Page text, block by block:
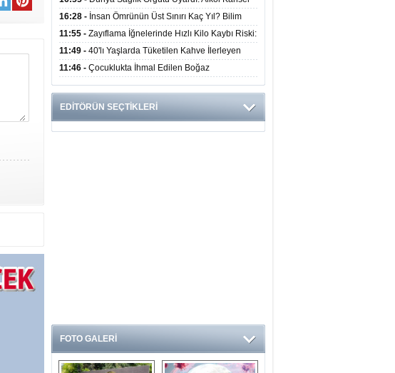
Ediyor
Riskini Doğrudan Artırıyor
16:28 - İnsan Ömrünün Üst Sınırı Kaç Yıl? Bilim
İnsanlarından Yeni Yaşam Süresi Modeli
11:55 - Zayıflama İğnelerinde Hızlı Kilo Kaybı Riski:
Uzmanlar Hekim Kontrolü Şart Diyor
11:49 - 40'lı Yaşlarda Tüketilen Kahve İlerleyen
Yıllarda Zihinsel ve Fiziksel Sağlığı Koruyor
11:46 - Çocuklukta İhmal Edilen Boğaz
Enfeksiyonu İleride Kalp Kapağını Bozabiliyor
EDİTÖRÜN SEÇTİKLERİ
FOTO GALERİ